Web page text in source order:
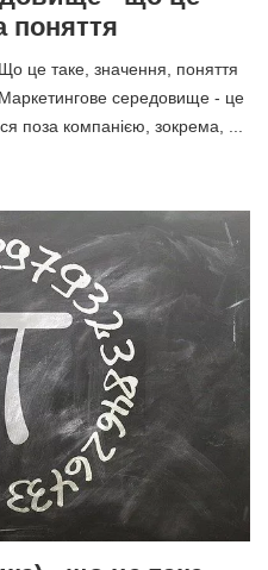
поняття
це таке, значення, поняття
середовище - це
поза компанією, зокрема, ...